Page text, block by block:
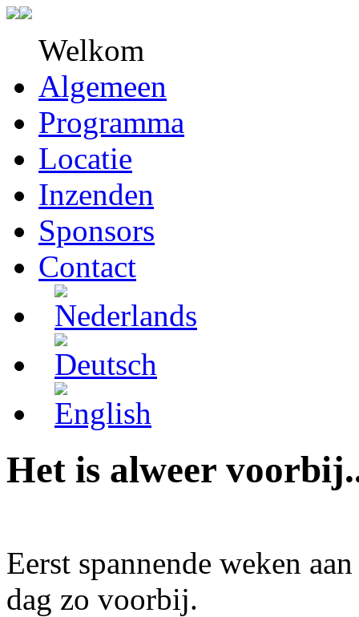
Welkom
Algemeen
Programma
Locatie
Inzenden
Sponsors
Contact
Het is alweer
Eerst spannende weken
dag zo voorbij.